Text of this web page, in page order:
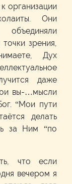
организации
Они
зрения,
Дух
даже
вы-…мысли
“Мои пути
делать
за Ним “по
что если
вечером я